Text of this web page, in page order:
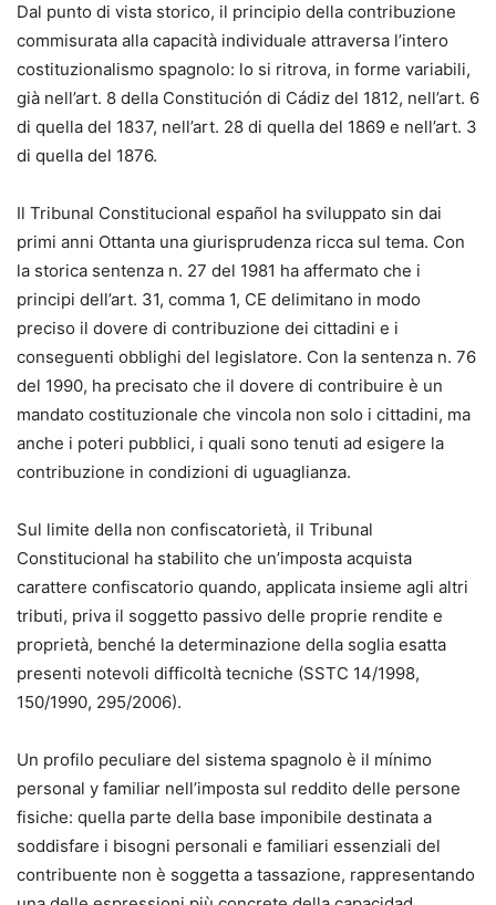
Dal punto di vista storico, il principio della contribuzione
commisurata alla capacità individuale attraversa l’intero
costituzionalismo spagnolo: lo si ritrova, in forme variabili,
già nell’art. 8 della Constitución di Cádiz del 1812, nell’art. 6
di quella del 1837, nell’art. 28 di quella del 1869 e nell’art. 3
di quella del 1876.
Il Tribunal Constitucional español ha sviluppato sin dai
primi anni Ottanta una giurisprudenza ricca sul tema. Con
la storica sentenza n. 27 del 1981 ha affermato che i
principi dell’art. 31, comma 1, CE delimitano in modo
preciso il dovere di contribuzione dei cittadini e i
conseguenti obblighi del legislatore. Con la sentenza n. 76
del 1990, ha precisato che il dovere di contribuire è un
mandato costituzionale che vincola non solo i cittadini, ma
anche i poteri pubblici, i quali sono tenuti ad esigere la
contribuzione in condizioni di uguaglianza.
Sul limite della non confiscatorietà, il Tribunal
Constitucional ha stabilito che un’imposta acquista
carattere confiscatorio quando, applicata insieme agli altri
tributi, priva il soggetto passivo delle proprie rendite e
proprietà, benché la determinazione della soglia esatta
presenti notevoli difficoltà tecniche (SSTC 14/1998,
150/1990, 295/2006).
Un profilo peculiare del sistema spagnolo è il mínimo
personal y familiar nell’imposta sul reddito delle persone
fisiche: quella parte della base imponibile destinata a
soddisfare i bisogni personali e familiari essenziali del
contribuente non è soggetta a tassazione, rappresentando